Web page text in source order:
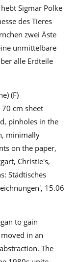
Sigmar Polke
des Tieres
zwei Äste
unmittelbare
alle Erdteile
(F)
cm sheet
pinholes in the
minimally
on the paper,
Christie's,
Städtisches
15.06
to gain
in an
The